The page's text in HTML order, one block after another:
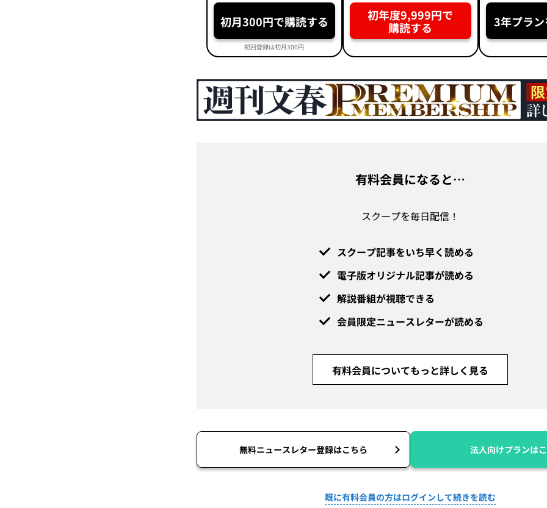
初月300円で購読する
初回登録は初月300円
初年度9,999円で
購読する 3年プラ
有料会員になると…
スクープを毎日配信！
スクープ記事をいち早く読める
電子版オリジナル記事が読める
解説番組が視聴できる
会員限定ニュースレターが読める
有料会員についてもっと詳しく見る
無料ニュースレター登録はこちら 法人向けプランは
既に有料会員の方はログインして続きを読む